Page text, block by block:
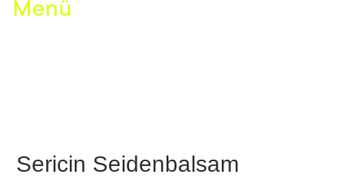
Sericin Seidenbalsam